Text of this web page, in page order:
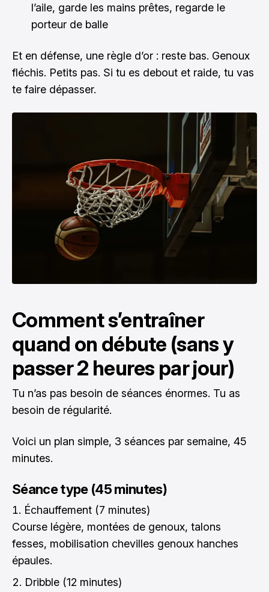
l’aile, garde les mains prêtes, regarde le
porteur de balle
Et en défense, une règle d’or : reste bas. Genoux
fléchis. Petits pas. Si tu es debout et raide, tu vas
te faire dépasser.
Comment s’entraîner
quand on débute (sans y
passer 2 heures par jour)
Tu n’as pas besoin de séances énormes. Tu as
besoin de régularité.
Voici un plan simple, 3 séances par semaine, 45
minutes.
Séance type (45 minutes)
Échauffement (7 minutes)
Course légère, montées de genoux, talons
fesses, mobilisation chevilles genoux hanches
épaules.
Dribble (12 minutes)